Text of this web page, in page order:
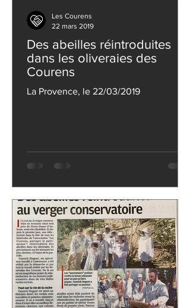
Des abeilles réintroduites
dans les oliveraies des
Courens
La Provence, le 22/03/2019
Les Courens
22 mars 2019